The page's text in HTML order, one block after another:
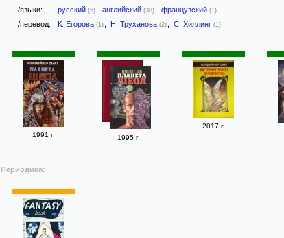
/языки: русский (5) английский (38) французский (1)
/перевод: К. Егорова (1) Н. Труханова (2) С. Хиллинг (1)
1991 г. 1995 г.
2017 г.
Периодика: